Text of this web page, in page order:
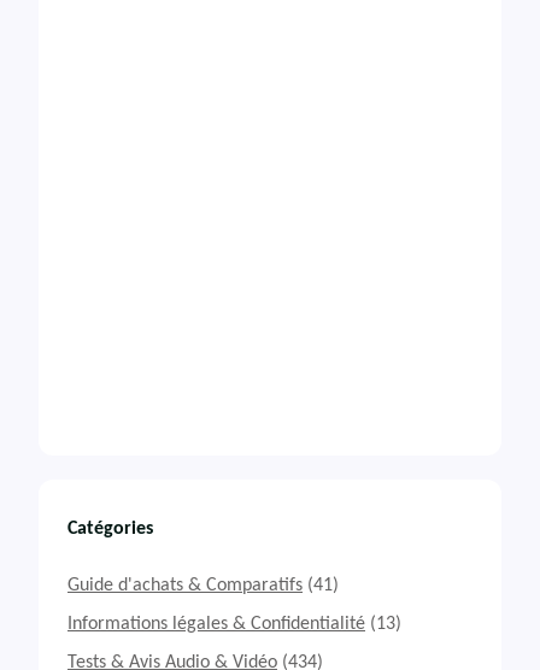
Catégories
Guide d'achats & Comparatifs (41)
Informations légales & Confidentialité (13)
Tests & Avis Audio & Vidéo (434)